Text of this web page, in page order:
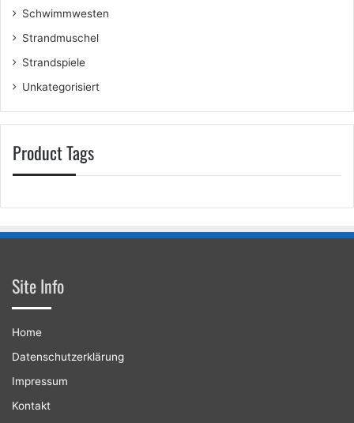
Schwimmwesten
Strandmuschel
Strandspiele
Unkategorisiert
Product Tags
Site Info
Home
Datenschutzerklärung
Impressum
Kontakt